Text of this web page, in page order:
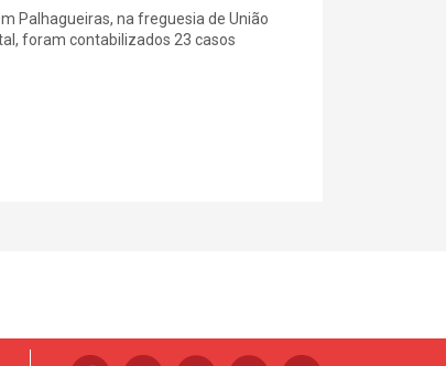
Palhagueiras, na freguesia de União
foram contabilizados 23 casos